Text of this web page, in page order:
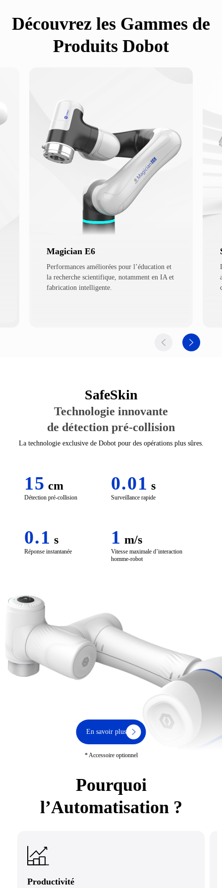
Découvrez les Gammes de
Produits Dobot
Magician E6
Performances améliorées pour l’éducation et
la recherche scientifique, notamment en IA et
fabrication intelligente.
SafeSkin
Technologie innovante
de détection pré-collision
La technologie exclusive de Dobot pour des opérations plus sûres.
15 cm
Détection pré-collision
0.01 s
Surveillance rapide
0.1 s
Réponse instantanée
1 m/s
Vitesse maximale d’interaction
homme-robot
En savoir plus
* Accessoire optionnel
Pourquoi
l’Automatisation ?
Productivité